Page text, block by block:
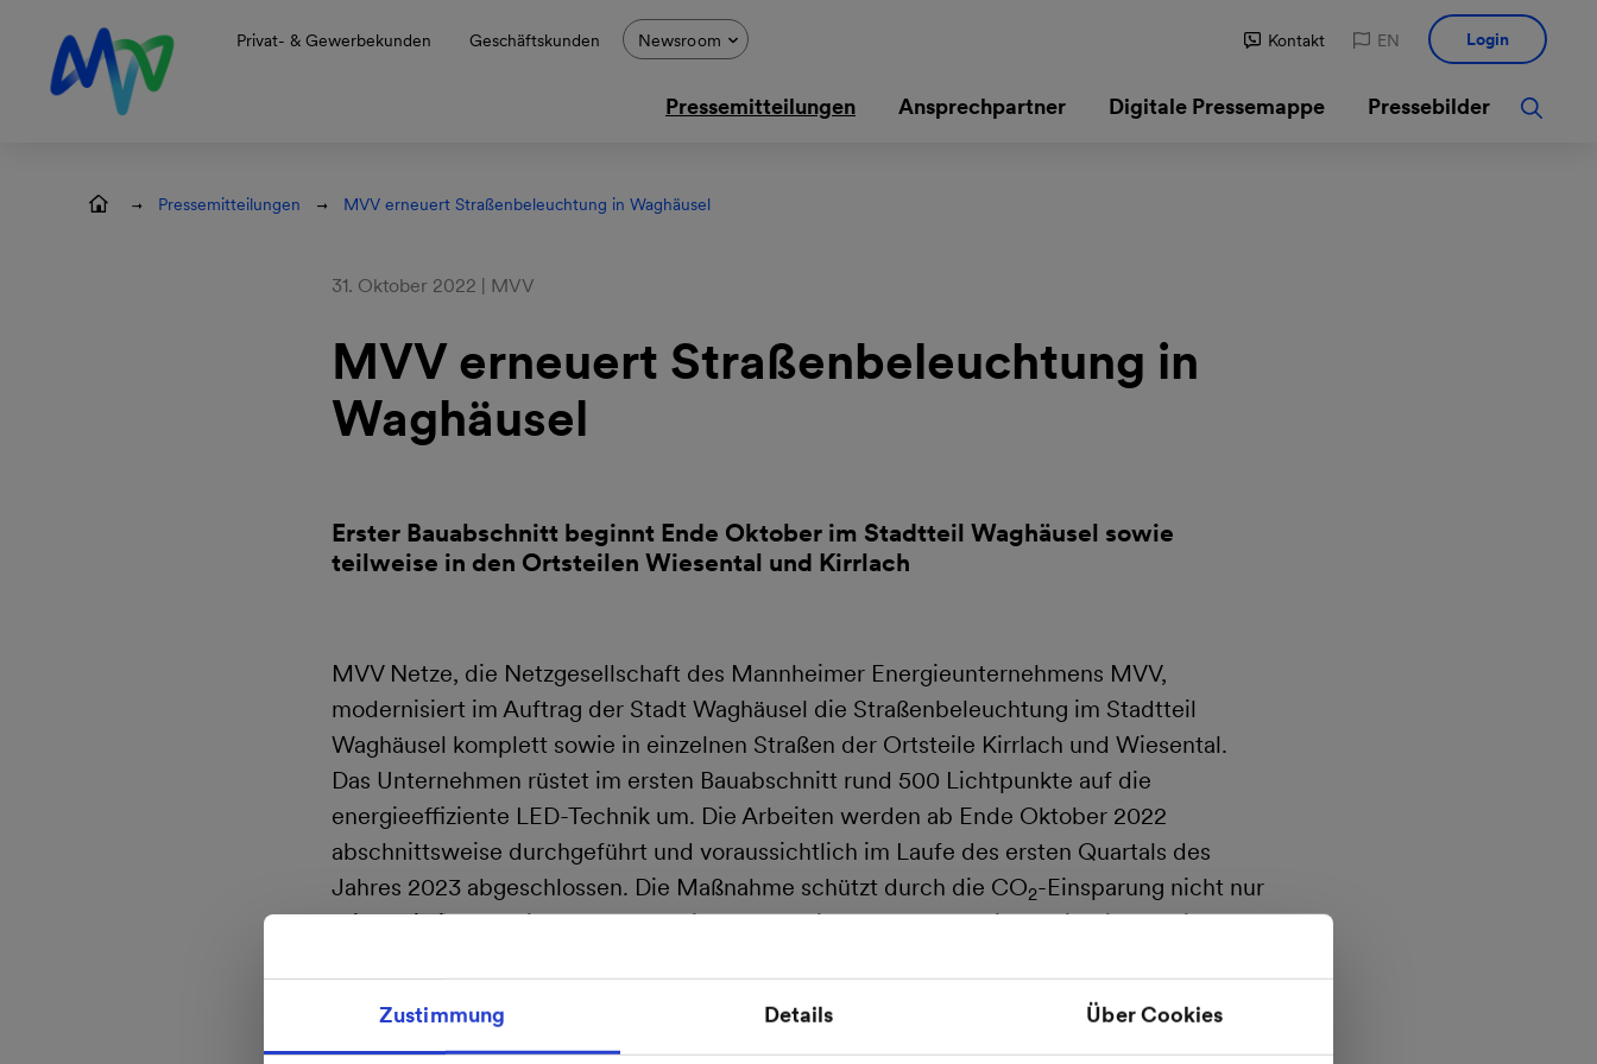
Zustimmung Details Über Cookies
Zur Hauptnavigation springen
Zum Hauptinhalt springen
Zur Footernavigation springen
Privat- & Gewerbekunden Geschäftskunden Newsroom Kontakt EN Login
Pressemitteilungen Ansprechpartner Digitale Pressemappe Pressebilder
Pressemitteilungen MVV erneuert Straßenbeleuchtung in Waghäusel
31. Oktober 2022 | MVV
MVV erneuert Straßenbeleuchtung in
Waghäusel
Erster Bauabschnitt beginnt Ende Oktober im Stadtteil Waghäusel sowie
teilweise in den Ortsteilen Wiesental und Kirrlach
MVV Netze, die Netzgesellschaft des Mannheimer Energieunternehmens MVV,
modernisiert im Auftrag der Stadt Waghäusel die Straßenbeleuchtung im Stadtteil
Waghäusel komplett sowie in einzelnen Straßen der Ortsteile Kirrlach und Wiesental.
Das Unternehmen rüstet im ersten Bauabschnitt rund 500 Lichtpunkte auf die
energieeffiziente LED-Technik um. Die Arbeiten werden ab Ende Oktober 2022
abschnittsweise durchgeführt und voraussichtlich im Laufe des ersten Quartals des
Jahres 2023 abgeschlossen. Die Maßnahme schützt durch die CO2-Einsparung nicht nur
Klima, sie ist auch insektenfreundlicher und leistet außerdem einen wichtigen Beitrag
Gemäß des Naturschutzgesetzes Baden-Württemberg müssen bis 2030 sämtliche